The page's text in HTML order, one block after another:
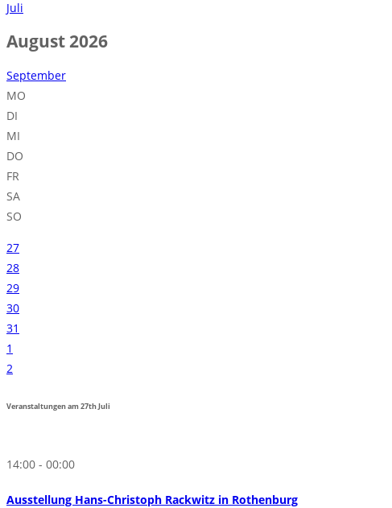
Juli
August 2026
September
MO
DI
MI
DO
FR
SA
SO
27
28
29
30
31
1
2
Veranstaltungen am27thJuli
14:00 - 00:00
Ausstellung Hans-Christoph Rackwitz in Rothenburg